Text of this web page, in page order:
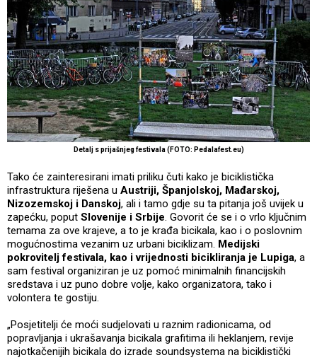
Detalj s prijašnjeg festivala (FOTO: Pedalafest.eu)
Tako će zainteresirani imati priliku čuti kako je biciklistička
infrastruktura riješena u Austriji, Španjolskoj, Mađarskoj,
Nizozemskoj i Danskoj, ali i tamo gdje su ta pitanja još uvijek u
zapećku, poput Slovenije i Srbije. Govorit će se i o vrlo ključnim
temama za ove krajeve, a to je krađa bicikala, kao i o poslovnim
mogućnostima vezanim uz urbani biciklizam. Medijski
pokrovitelj festivala, kao i vrijednosti bicikliranja je Lupiga, a
sam festival organiziran je uz pomoć minimalnih financijskih
sredstava i uz puno dobre volje, kako organizatora, tako i
volontera te gostiju.
„Posjetitelji će moći sudjelovati u raznim radionicama, od
popravljanja i ukrašavanja bicikala grafitima ili heklanjem, revije
najotkačenijih bicikala do izrade soundsystema na biciklistički